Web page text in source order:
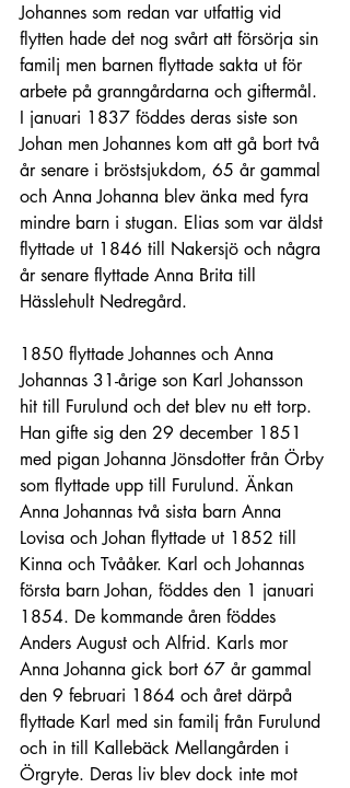
Johannes som redan var utfattig vid
flytten hade det nog svårt att försörja sin
familj men barnen flyttade sakta ut för
arbete på granngårdarna och giftermål.
I januari 1837 föddes deras siste son
Johan men Johannes kom att gå bort två
år senare i bröstsjukdom, 65 år gammal
och Anna Johanna blev änka med fyra
mindre barn i stugan. Elias som var äldst
flyttade ut 1846 till Nakersjö och några
år senare flyttade Anna Brita till
Hässlehult Nedregård.
1850 flyttade Johannes och Anna
Johannas 31-årige son Karl Johansson
hit till Furulund och det blev nu ett torp.
Han gifte sig den 29 december 1851
med pigan Johanna Jönsdotter från Örby
som flyttade upp till Furulund. Änkan
Anna Johannas två sista barn Anna
Lovisa och Johan flyttade ut 1852 till
Kinna och Tvååker. Karl och Johannas
första barn Johan, föddes den 1 januari
1854. De kommande åren föddes
Anders August och Alfrid. Karls mor
Anna Johanna gick bort 67 år gammal
den 9 februari 1864 och året därpå
flyttade Karl med sin familj från Furulund
och in till Kallebäck Mellangården i
Örgryte. Deras liv blev dock inte mot